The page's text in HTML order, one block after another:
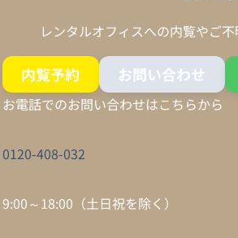
レンタルオフィスへの内覧やご
内覧予約 お問い合わせ
お電話でのお問い合わせはこちらから
0120-408-032
9:00～18:00（土日祝を除く）